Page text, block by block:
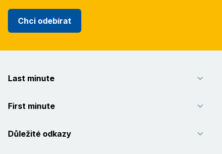
Chci odebírat
Last minute
First minute
Důležité odkazy